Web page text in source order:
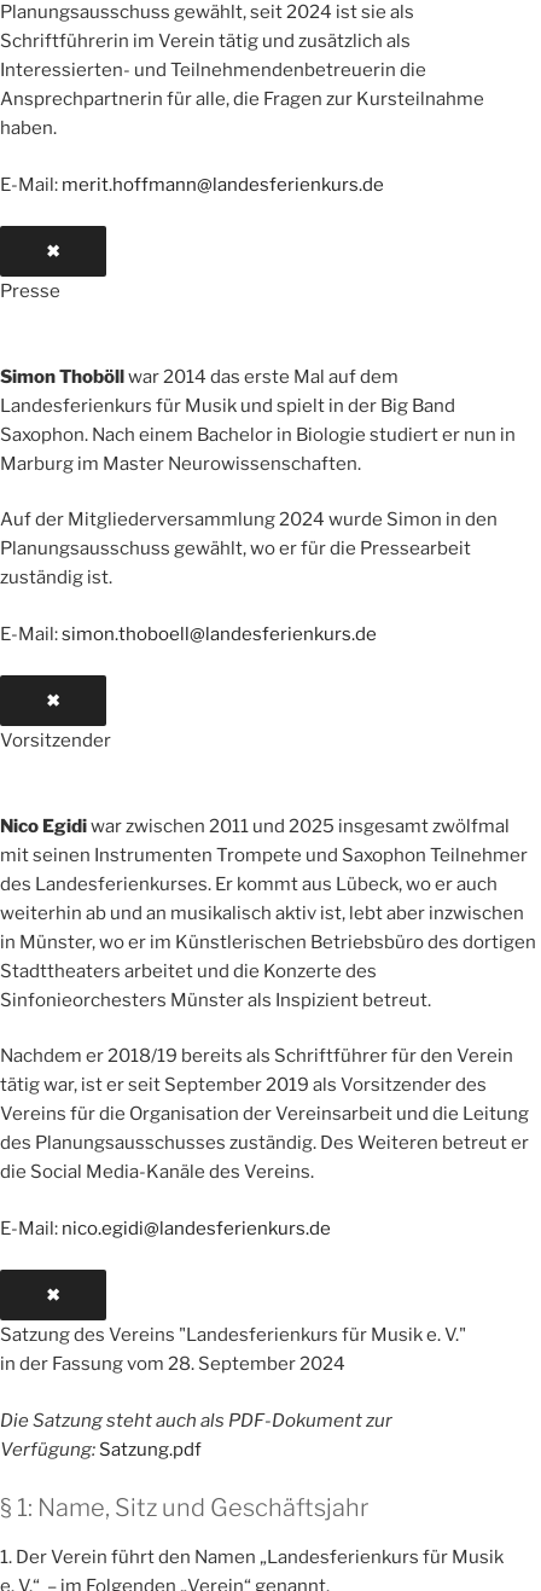
Planungsausschuss gewählt, seit 2024 ist sie als
Schriftführerin im Verein tätig und zusätzlich als
Interessierten- und Teilnehmendenbetreuerin die
Ansprechpartnerin für alle, die Fragen zur Kursteilnahme
haben.
E-Mail: merit.hoffmann@landesferienkurs.de
✖
Presse
Simon Thoböllwar 2014 das erste Mal auf dem
Landesferienkurs für Musik und spielt in der Big Band
Saxophon. Nach einem Bachelor in Biologie studiert er nun in
Marburg im Master Neurowissenschaften.
Auf der Mitgliederversammlung 2024 wurde Simon in den
Planungsausschuss gewählt, wo er für die Pressearbeit
zuständig ist.
E-Mail:simon.thoboell@landesferienkurs.de
✖
Vorsitzender
Nico Egidiwar zwischen 2011 und 2025 insgesamt zwölfmal
mit seinen Instrumenten Trompete und Saxophon Teilnehmer
des Landesferienkurses. Er kommt aus Lübeck, wo er auch
weiterhin ab und an musikalisch aktiv ist, lebt aber inzwischen
in Münster, wo er im Künstlerischen Betriebsbüro des dortigen
Stadttheaters arbeitet und die Konzerte des
Sinfonieorchesters Münster als Inspizient betreut.
Nachdem er 2018/19 bereits als Schriftführer für den Verein
tätig war, ist er seit September 2019 als Vorsitzender des
Vereins für die Organisation der Vereinsarbeit und die Leitung
des Planungsausschusses zuständig. Des Weiteren betreut er
die Social Media-Kanäle des Vereins.
E-Mail: nico.egidi@landesferienkurs.de
✖
Satzung des Vereins "Landesferienkurs für Musik e. V."
in der Fassung vom 28. September 2024
Die Satzung steht auch als PDF-Dokument zur
Verfügung: Satzung.pdf
§ 1: Name, Sitz und Geschäftsjahr
1. Der Verein führt den Namen „Landesferienkurs für Musik
e. V.“ – im Folgenden „Verein“ genannt.